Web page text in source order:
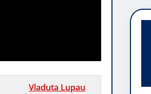
Vladuta Lupau